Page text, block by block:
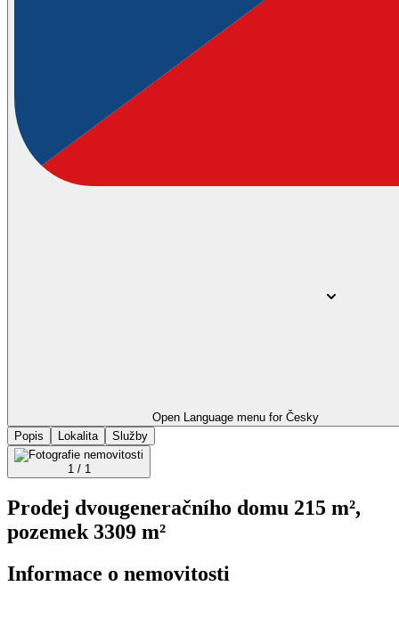
Open Language menu for Česky
Popis
Lokalita Služby
1 / 1
Prodej dvougeneračního domu 215 m²,
pozemek 3309 m²
Informace o nemovitosti